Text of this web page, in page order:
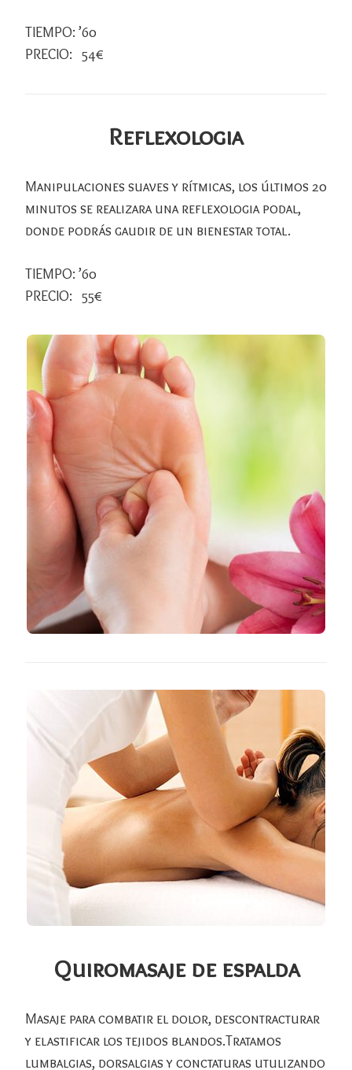
TIEMPO: ’60
PRECIO: 54€
Reflexologia
Manipulaciones suaves y rítmicas, los últimos 20
minutos se realizara una reflexologia podal,
donde podrás gaudir de un bienestar total.
TIEMPO: ’60
PRECIO: 55€
Quiromasaje de espalda
Masaje para combatir el dolor, descontracturar
y elastificar los tejidos blandos.Tratamos
lumbalgias, dorsalgias y conctaturas utulizando